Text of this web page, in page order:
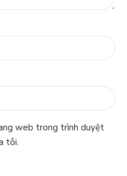
web trong trình duyệt
tôi.